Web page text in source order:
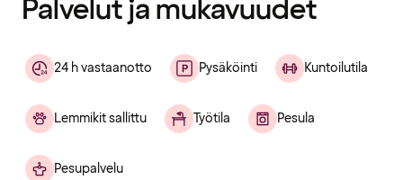
Palvelut ja mukavuudet
24 h vastaanotto Pysäköinti Kuntoilutila
Lemmikit sallittu Työtila Pesula
Pesupalvelu